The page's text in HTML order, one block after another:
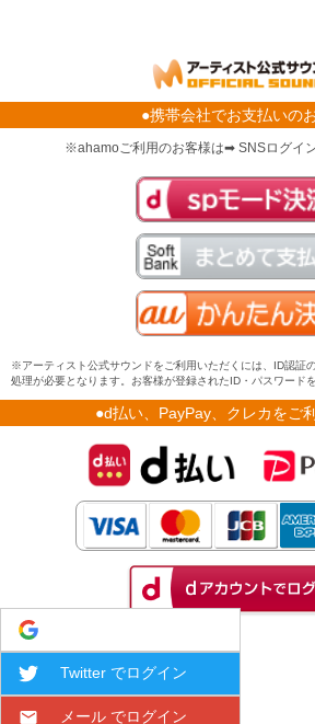
●携帯会社でお支払いの
※ahamoご利用のお客様は➡ SNSログイ
※アーティスト公式サウンドをご利用いただくには、ID認証
処理が必要となります。お客様が登録されたID・パスワード
●d払い、PayPay、クレカをご
Twitter でログイン
メール でログイン